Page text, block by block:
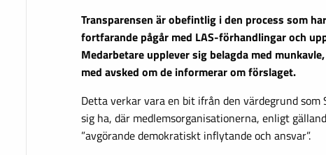
Transparensen är obefintlig i den process som
fortfarande pågår med LAS-förhandlingar och
Medarbetare upplever sig belagda med
med avsked om de informerar om förslaget.
Detta verkar vara en bit ifrån den värdegrund som
sig ha, där medlemsorganisationerna, enligt
”avgörande demokratiskt inflytande och ansvar”.